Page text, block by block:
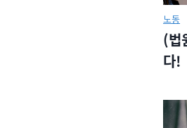
노동
(법
다!